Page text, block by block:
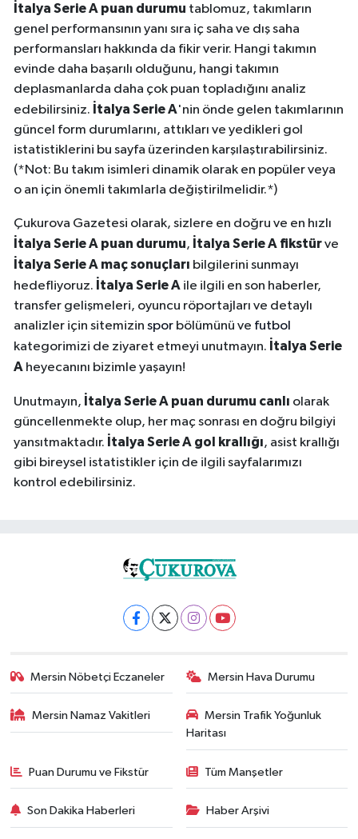
İtalya Serie A puan durumu tablomuz, takımların
genel performansının yanı sıra iç saha ve dış saha
performansları hakkında da fikir verir. Hangi takımın
evinde daha başarılı olduğunu, hangi takımın
deplasmanlarda daha çok puan topladığını analiz
edebilirsiniz. İtalya Serie A'nin önde gelen takımlarının
güncel form durumlarını, attıkları ve yedikleri gol
istatistiklerini bu sayfa üzerinden karşılaştırabilirsiniz.
(*Not: Bu takım isimleri dinamik olarak en popüler veya
o an için önemli takımlarla değiştirilmelidir.*)
Çukurova Gazetesi olarak, sizlere en doğru ve en hızlı
İtalya Serie A puan durumu, İtalya Serie A fikstürve
İtalya Serie A maç sonuçları bilgilerini sunmayı
hedefliyoruz. İtalya Serie A ile ilgili en son haberler,
transfer gelişmeleri, oyuncu röportajları ve detaylı
analizler için sitemizin spor bölümünü ve futbol
kategorimizi de ziyaret etmeyi unutmayın. İtalya Serie
A heyecanını bizimle yaşayın!
Unutmayın, İtalya Serie A puan durumu canlı olarak
güncellenmekte olup, her maç sonrası en doğru bilgiyi
yansıtmaktadır. İtalya Serie A gol krallığı, asist krallığı
gibi bireysel istatistikler için de ilgili sayfalarımızı
kontrol edebilirsiniz.
Mersin Nöbetçi Eczaneler Mersin Hava Durumu
Mersin Namaz Vakitleri
Mersin Trafik Yoğunluk
Haritası
Puan Durumu ve Fikstür Tüm Manşetler
Son Dakika Haberleri Haber Arşivi